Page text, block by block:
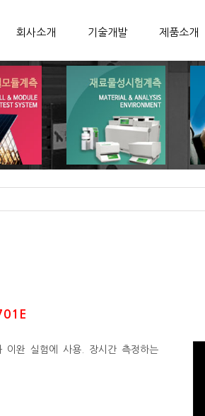
회사소개 기술개발 제품소개
완 실험에 사용. 장시간 측정하는